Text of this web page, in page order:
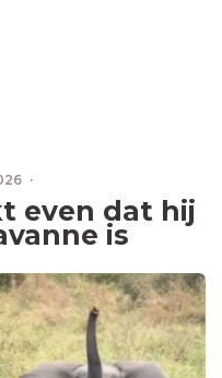
·
even dat hij
is